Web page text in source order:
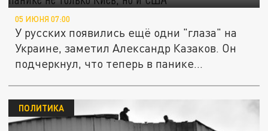
05 ИЮНЯ 07:00
У русских появились ещё одни "глаза" на
Украине, заметил Александр Казаков. Он
подчеркнул, что теперь в панике...
ПОЛИТИКА